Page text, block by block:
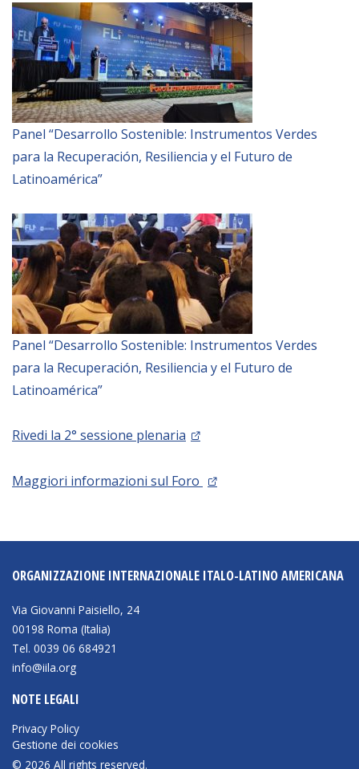
Panel “Desarrollo Sostenible: Instrumentos Verdes
para la Recuperación, Resiliencia y el Futuro de
Latinoamérica”
Panel “Desarrollo Sostenible: Instrumentos Verdes
para la Recuperación, Resiliencia y el Futuro de
Latinoamérica”
Rivedi la 2° sessione plenaria
Maggiori informazioni sul Foro
ORGANIZZAZIONE INTERNAZIONALE ITALO-LATINO AMERICANA
Via Giovanni Paisiello, 24
00198 Roma (Italia)
Tel. 0039 06 684921
info@iila.org
NOTE LEGALI
Privacy Policy
Gestione dei cookies
© 2026 All rights reserved.